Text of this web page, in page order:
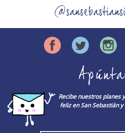
Recibe nuestros planes
feliz en San Sebastián